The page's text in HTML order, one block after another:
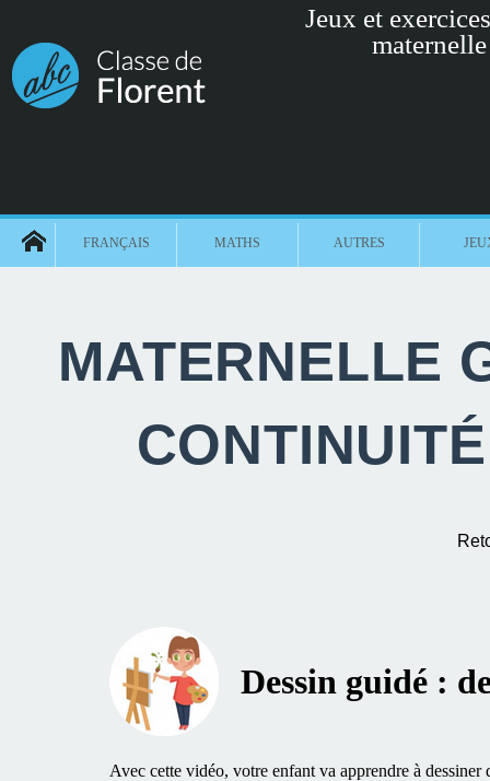
Jeux et
FRANÇAIS MATHS AUTRES
MATERNELLE
Dessin guidé :
Avec cette vidéo, votre enfant va apprendre à dessiner